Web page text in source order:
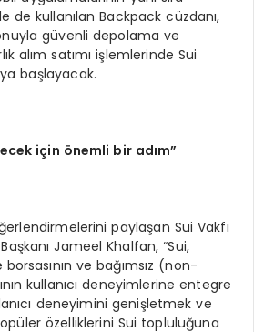
de kullanılan Backpack cüzdanı,
güvenli depolama ve
alım satımı işlemlerinde Sui
başlayacak.
için önemli bir adım”
paylaşan Sui Vakfı
Jameel Khalfan, “Sui,
ve bağımsız (non-
kullanıcı deneyimlerine entegre
deneyimini genişletmek ve
özelliklerini Sui topluluğuna